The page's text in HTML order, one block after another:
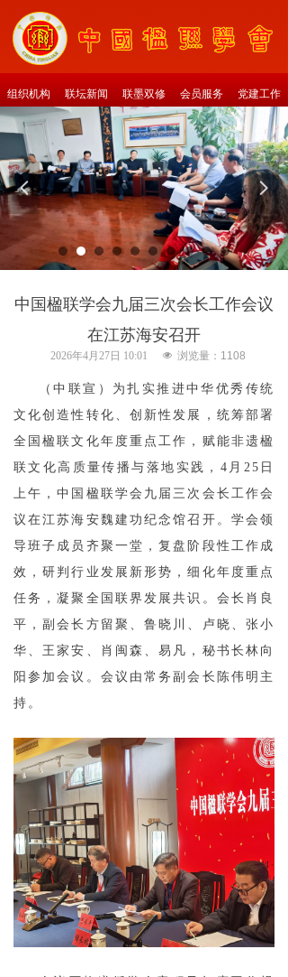
组织机构 联坛新闻 联墨双修 会员服务 党建工作
넳 넲
中国楹联学会九届三次会长工作会议
在江苏海安召开
（中联宣）为扎实推进中华优秀传统
文化创造性转化、创新性发展，统筹部署
全国楹联文化年度重点工作，赋能非遗楹
联文化高质量传播与落地实践，4月25日
上午，中国楹联学会九届三次会长工作会
议在江苏海安魏建功纪念馆召开。学会领
导班子成员齐聚一堂，复盘阶段性工作成
效，研判行业发展新形势，细化年度重点
任务，凝聚全国联界发展共识。会长肖良
平，副会长方留聚、鲁晓川、卢晓、张小
华、王家安、肖闽森、易凡，秘书长林向
阳参加会议。会议由常务副会长陈伟明主
持。
2026年4月27日 10:01 넶 浏览量： 1108